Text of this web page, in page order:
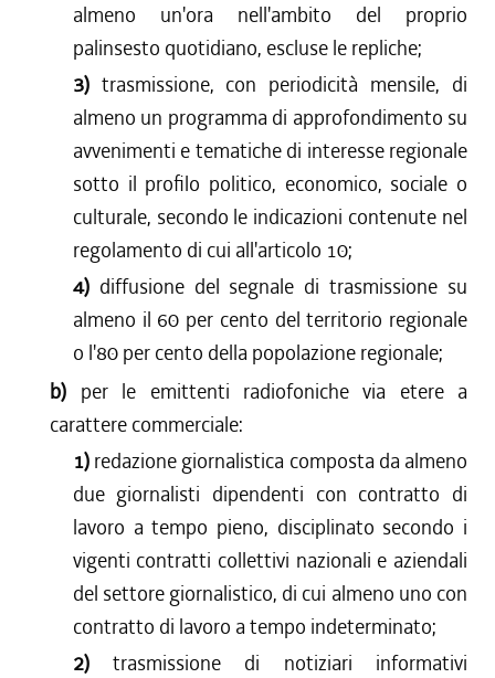
almeno un'ora nell'ambito del proprio
palinsesto quotidiano, escluse le repliche;
3) trasmissione, con periodicità mensile, di
almeno un programma di approfondimento su
avvenimenti e tematiche di interesse regionale
sotto il profilo politico, economico, sociale o
culturale, secondo le indicazioni contenute nel
regolamento di cui all'articolo 10;
4) diffusione del segnale di trasmissione su
almeno il 60 per cento del territorio regionale
o l'80 per cento della popolazione regionale;
b) per le emittenti radiofoniche via etere a
carattere commerciale:
1) redazione giornalistica composta da almeno
due giornalisti dipendenti con contratto di
lavoro a tempo pieno, disciplinato secondo i
vigenti contratti collettivi nazionali e aziendali
del settore giornalistico, di cui almeno uno con
contratto di lavoro a tempo indeterminato;
2)trasmissione di notiziari informativi